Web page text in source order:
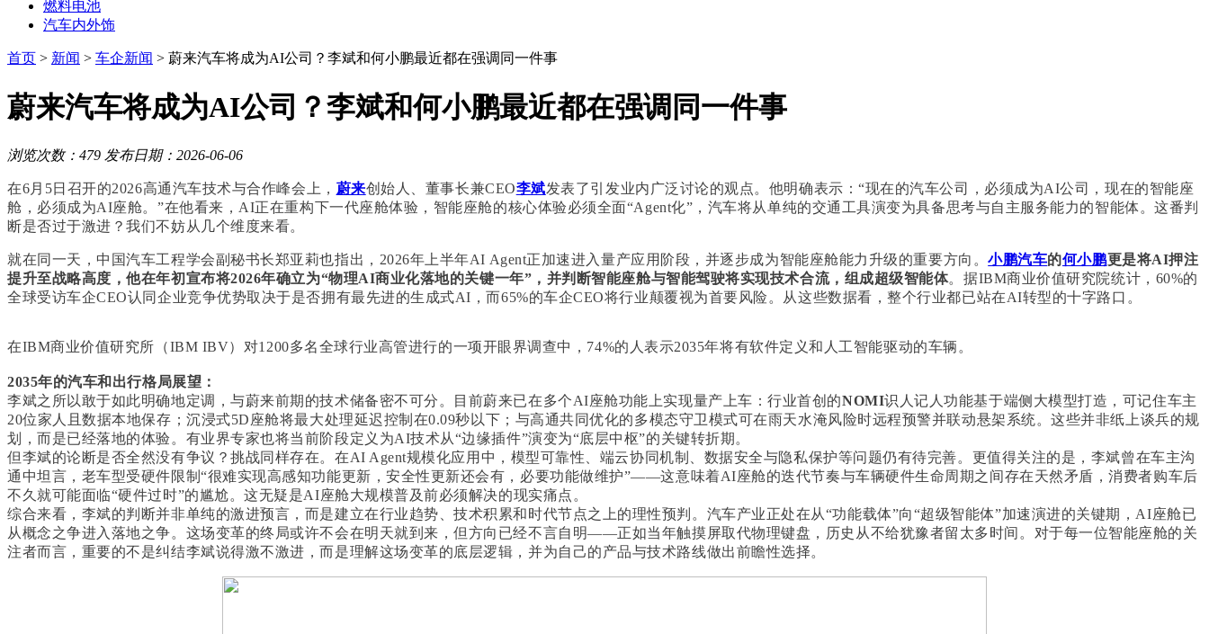
燃料电池
汽车内外饰
首页 > 新闻 > 车企新闻 > 蔚来汽车将成为AI公司？李斌和何小鹏最近都在强调同一件事
蔚来汽车将成为AI公司？李斌和何小鹏最近都在强调同一件事
浏览次数：479 发布日期：2026-06-06
在6月5日召开的2026高通汽车技术与合作峰会上， 蔚来创始人、董事长兼CEO李斌发表了引发业内广泛讨论的观点。他明确表示：“现在的汽车公司，必须成为AI公司，现在的智能座
舱，必须成为AI座舱。”在他看来，AI正在重构下一代座舱体验，智能座舱的核心体验必须全面“Agent化”，汽车将从单纯的交通工具演变为具备思考与自主服务能力的智能体。这番判
断是否过于激进？我们不妨从几个维度来看。
就在同一天，中国汽车工程学会副秘书长郑亚莉也指出，2026年上半年AI Agent正加速进入量产应用阶段，并逐步成为智能座舱能力升级的重要方向。小鹏汽车的何小鹏更是将AI押注
提升至战略高度，他在年初宣布将2026年确立为“物理AI商业化落地的关键一年”，并判断智能座舱与智能驾驶将实现技术合流，组成超级智能体。据IBM商业价值研究院统计，60%的
全球受访车企CEO认同企业竞争优势取决于是否拥有最先进的生成式AI，而65%的车企CEO将行业颠覆视为首要风险。从这些数据看，整个行业都已站在AI转型的十字路口。
在IBM商业价值研究所（IBM IBV）对1200多名全球行业高管进行的一项开眼界调查中，74%的人表示2035年将有软件定义和人工智能驱动的车辆。
2035年的汽车和出行格局展望：
李斌之所以敢于如此明确地定调，与蔚来前期的技术储备密不可分。目前蔚来已在多个AI座舱功能上实现量产上车：行业首创的NOMI识人记人功能基于端侧大模型打造，可记住车主
20位家人且数据本地保存；沉浸式5D座舱将最大处理延迟控制在0.09秒以下；与高通共同优化的多模态守卫模式可在雨天水淹风险时远程预警并联动悬架系统。这些并非纸上谈兵的规
划，而是已经落地的体验。有业界专家也将当前阶段定义为AI技术从“边缘插件”演变为“底层中枢”的关键转折期。
但李斌的论断是否全然没有争议？挑战同样存在。在AI Agent规模化应用中，模型可靠性、端云协同机制、数据安全与隐私保护等问题仍有待完善。更值得关注的是，李斌曾在车主沟
通中坦言，老车型受硬件限制“很难实现高感知功能更新，安全性更新还会有，必要功能做维护”——这意味着AI座舱的迭代节奏与车辆硬件生命周期之间存在天然矛盾，消费者购车后
不久就可能面临“硬件过时”的尴尬。这无疑是AI座舱大规模普及前必须解决的现实痛点。
综合来看，李斌的判断并非单纯的激进预言，而是建立在行业趋势、技术积累和时代节点之上的理性预判。汽车产业正处在从“功能载体”向“超级智能体”加速演进的关键期，AI座舱已
从概念之争进入落地之争。这场变革的终局或许不会在明天就到来，但方向已经不言自明——正如当年触摸屏取代物理键盘，历史从不给犹豫者留太多时间。对于每一位智能座舱的关
注者而言，重要的不是纠结李斌说得激不激进，而是理解这场变革的底层逻辑，并为自己的产品与技术路线做出前瞻性选择。